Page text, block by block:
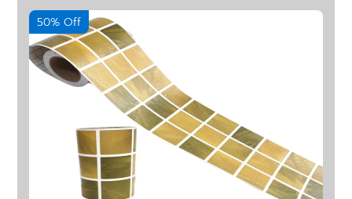
50% Off